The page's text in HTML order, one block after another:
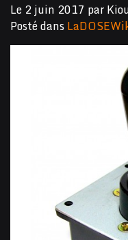
Le2 juin 2017 par
Posté dans